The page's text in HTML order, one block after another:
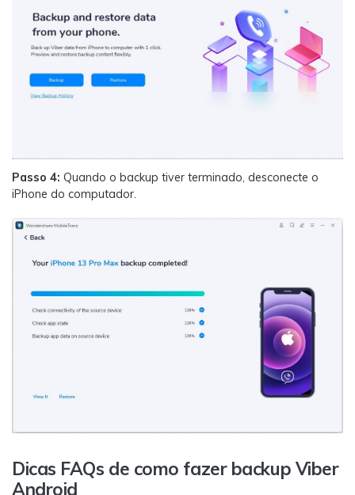
Passo 4: Quando o backup tiver terminado, desconecte o
iPhone do computador.
Dicas FAQs de como fazer backup Viber
Android